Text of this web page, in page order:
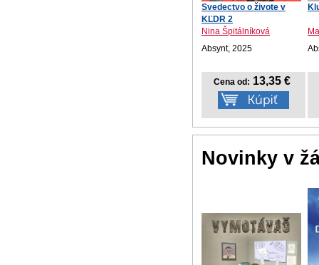
Svedectvo o živote v
KĽDR 2
Nina Špitálníková
Absynt, 2025
Cena od: 13,35 €
Novinky v